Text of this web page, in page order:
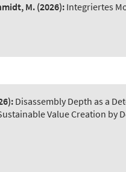
M. (2026): Integriertes
Disassembly Depth as a
Value Creation